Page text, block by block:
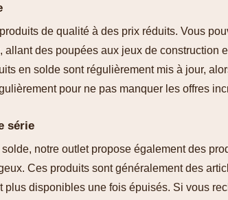
de qualité à des prix réduits. Vous
allant des poupées aux jeux de construction
en solde sont régulièrement mis à jour,
pour ne pas manquer les offres
série
notre outlet propose également des
Ces produits sont généralement des
plus disponibles une fois épuisés. Si vous